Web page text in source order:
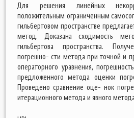
Для решения линейных
положительным ограниченным
гильбертовом пространстве
метод. Доказана сходимость
гильбертова пространства.
погрешно- сти метода при точной и
операторного уравнения,
предложенного метода оценки
Проведено сравнение оце- нок
итерационного метода и явного